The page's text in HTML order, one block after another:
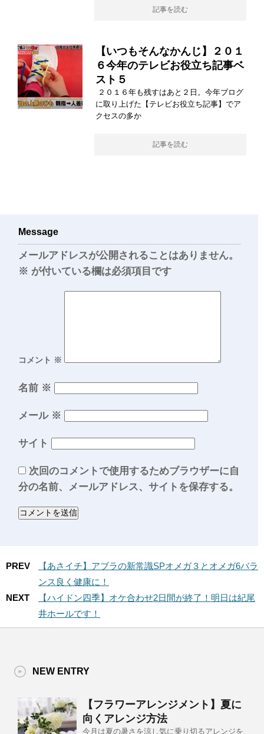
記事を読む
【いつもそんなかんじ】２０１
６今年のテレビお役立ち記事ベ
スト５
２０１６年も残すはあと２日。今年ブログ
に取り上げた【テレビお役立ち記事】でア
クセスの多か
記事を読む
Message
メールアドレスが公開されることはありません。
※ が付いている欄は必須項目です
コメント ※
名前 ※
メール ※
サイト
次回のコメントで使用するためブラウザーに自
分の名前、メールアドレス、サイトを保存する。
PREV
【あさイチ】アブラの新常識SPオメガ３とオメガ6バラ
ンス良く健康に！
NEXT
【ハイドン四季】オケ合わせ2日間が終了！明日は紀尾
井ホールです！
NEW ENTRY
【フラワーアレンジメント】夏に
向くアレンジ方法
今月は夏の暑さを涼し気に乗り切るアレンジを